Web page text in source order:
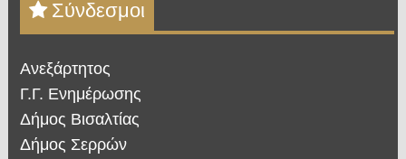
Σύνδεσμοι
Ανεξάρτητος
Γ.Γ. Ενημέρωσης
Δήμος Βισαλτίας
Δήμος Σερρών